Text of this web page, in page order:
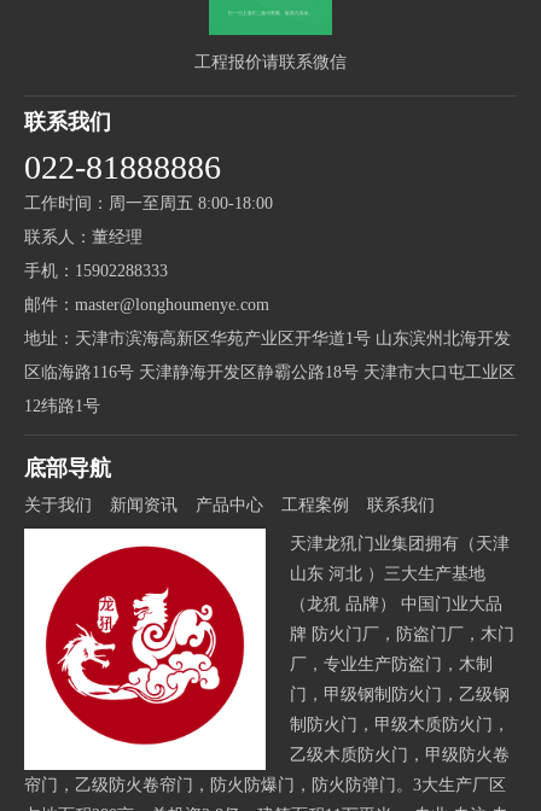
工程报价请联系微信
联系我们
022-81888886
工作时间：周一至周五 8:00-18:00
联系人：董经理
手机：15902288333
邮件：master@longhoumenye.com
地址：天津市滨海高新区华苑产业区开华道1号 山东滨州北海开发
区临海路116号 天津静海开发区静霸公路18号 天津市大口屯工业区
12纬路1号
底部导航
关于我们 新闻资讯 产品中心 工程案例 联系我们
天津龙犼门业集团拥有（天津
山东 河北 ）三大生产基地
（龙犼 品牌） 中国门业大品
牌 防火门厂，防盗门厂，木门
厂，专业生产防盗门，木制
门，甲级钢制防火门，乙级钢
制防火门，甲级木质防火门，
乙级木质防火门，甲级防火卷
帘门，乙级防火卷帘门，防火防爆门，防火防弹门。3大生产厂区